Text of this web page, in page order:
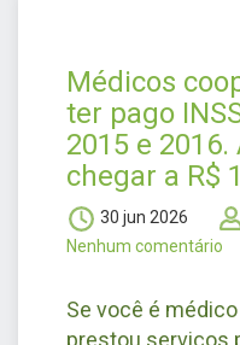
Médicos
ter pago
2015 e
chegar a R$
30 jun 2026
Nenhum comentário
Se você é
prestou serviços